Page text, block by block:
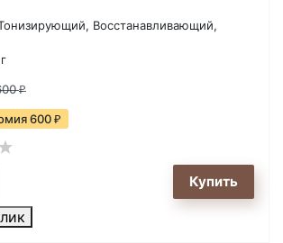
Восстанавливающий,
₽
600 ₽